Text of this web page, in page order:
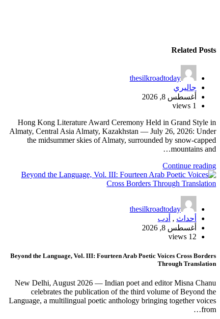
Related Posts
thesilkroadtoday
جاليري
أغسطس 8, 2026
1 views
Hong Kong Literature Award Ceremony Held in Grand Style in
Almaty, Central Asia Almaty, Kazakhstan — July 26, 2026: Under
the midsummer skies of Almaty, surrounded by snow-capped
mountains and…
Continue reading
thesilkroadtoday
أحداث , أدب
أغسطس 8, 2026
12 views
Beyond the Language, Vol. III: Fourteen Arab Poetic Voices Cross Borders
Through Translation
New Delhi, August 2026 — Indian poet and editor Misna Chanu
celebrates the publication of the third volume of Beyond the
Language, a multilingual poetic anthology bringing together voices
from…